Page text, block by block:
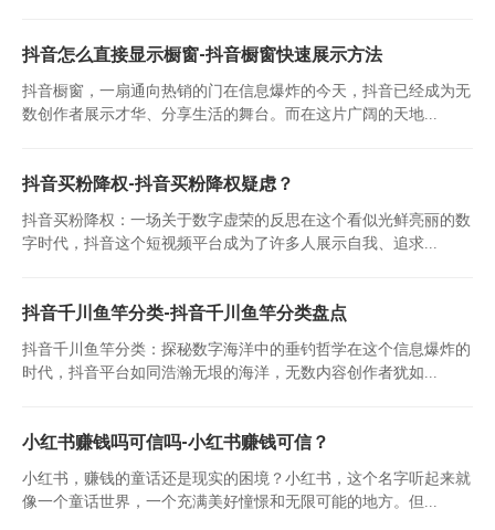
抖音怎么直接显示橱窗-抖音橱窗快速展示方法
抖音橱窗，一扇通向热销的门在信息爆炸的今天，抖音已经成为无
数创作者展示才华、分享生活的舞台。而在这片广阔的天地...
抖音买粉降权-抖音买粉降权疑虑？
抖音买粉降权：一场关于数字虚荣的反思在这个看似光鲜亮丽的数
字时代，抖音这个短视频平台成为了许多人展示自我、追求...
抖音千川鱼竿分类-抖音千川鱼竿分类盘点
抖音千川鱼竿分类：探秘数字海洋中的垂钓哲学在这个信息爆炸的
时代，抖音平台如同浩瀚无垠的海洋，无数内容创作者犹如...
小红书赚钱吗可信吗-小红书赚钱可信？
小红书，赚钱的童话还是现实的困境？小红书，这个名字听起来就
像一个童话世界，一个充满美好憧憬和无限可能的地方。但...